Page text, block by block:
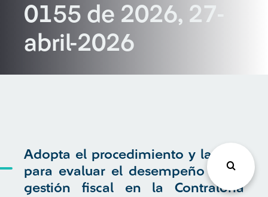
0155 de 2026, 27-
abril-2026
Adopta el procedimiento y la guía
para evaluar el desempeño de la
gestión fiscal en la Contraloría